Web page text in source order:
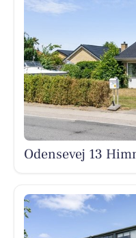
Odensevej 13